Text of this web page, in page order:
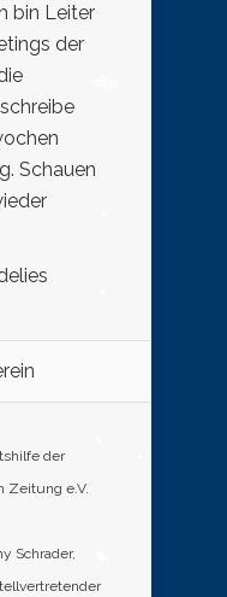
bin Leiter
der
Schauen
der
Zeitung e.V.
Schrader,